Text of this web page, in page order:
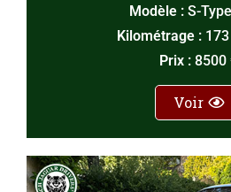
Modèle : S-
Kilométrage :
Prix : 8500
Voir